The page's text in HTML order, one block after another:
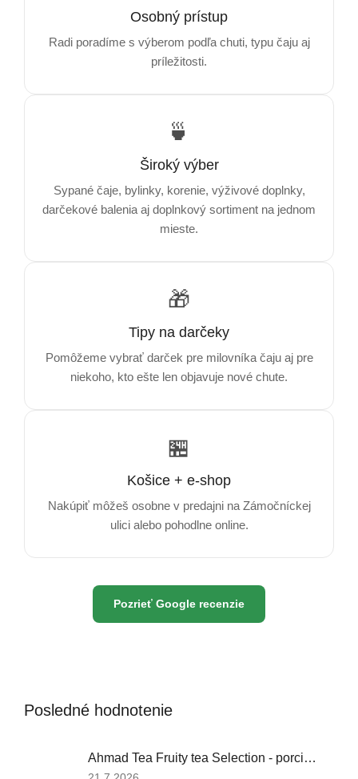
Osobný prístup
Radi poradíme s výberom podľa chuti, typu čaju aj
príležitosti.
🍵
Široký výber
Sypané čaje, bylinky, korenie, výživové doplnky,
darčekové balenia aj doplnkový sortiment na jednom
mieste.
🎁
Tipy na darčeky
Pomôžeme vybrať darček pre milovníka čaju aj pre
niekoho, kto ešte len objavuje nové chute.
🏪
Košice + e-shop
Nakúpiť môžeš osobne v predajni na Zámočníckej
ulici alebo pohodlne online.
Pozrieť Google recenzie
Posledné hodnotenie
Ahmad Tea Fruity tea Selection - porciovaný čaj 60 sáčkov
Hodnotenie